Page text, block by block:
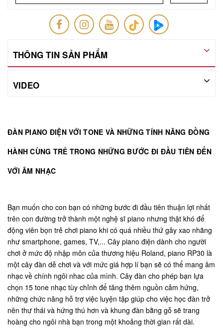
THÔNG TIN SẢN PHẨM
VIDEO
ĐÀN PIANO ĐIỆN VỚI TONE VÀ NHỮNG TÍNH NĂNG ĐỒNG
HÀNH CÙNG TRẺ TRONG NHỮNG BƯỚC ĐI ĐẦU TIÊN ĐẾN
VỚI ÂM NHẠC
Bạn muốn cho con bạn có những bước đi đầu tiên thuận lợi nhất
trên con đường trở thành một nghệ sĩ piano nhưng thật khó để
động viên bọn trẻ chơi piano khi có quá nhiều thứ gây xao nhãng
như smartphone, games, TV,... Cây piano điện dành cho người
chơi ở mức độ nhập môn của thương hiệu Roland, piano RP30 là
một cây đàn dễ chơi và với mức giá hợp lí bạn sẽ có thể mang âm
nhạc về chính ngôi nhac của mình. Cây đàn cho phép bạn lựa
chọn 15 tone nhạc tùy chỉnh để tăng thêm nguồn cảm hứng,
những chức năng hỗ trợ việc luyện tập giúp cho việc học đàn trở
nên thư thái và hứng thú hơn và khung đàn bằng gỗ sẽ trang
hoàng cho ngôi nhà bạn trong một khoảng thời gian rất dài.